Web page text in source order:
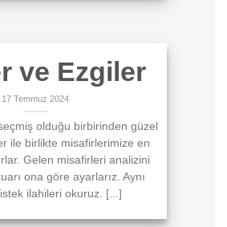
ve Ezgiler
17 Temmuz 2024
seçmiş olduğu birbirinden güzel
ile birlikte misafirlerimize en
Gelen misafirleri analizini
ona göre ayarlarız. Aynı
ilahileri okuruz. [...]